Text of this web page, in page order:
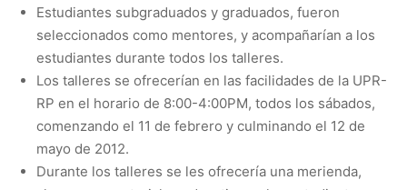
Estudiantes subgraduados y graduados, fueron
seleccionados como mentores, y acompañarían a los
estudiantes durante todos los talleres.
Los talleres se ofrecerían en las facilidades de la UPR-
RP en el horario de 8:00-4:00PM, todos los sábados,
comenzando el 11 de febrero y culminando el 12 de
mayo de 2012.
Durante los talleres se les ofrecería una merienda,